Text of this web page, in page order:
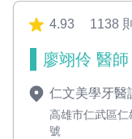
4.93 1138
廖翊伶 醫師
仁文美學牙醫
高雄市仁武區仁
號